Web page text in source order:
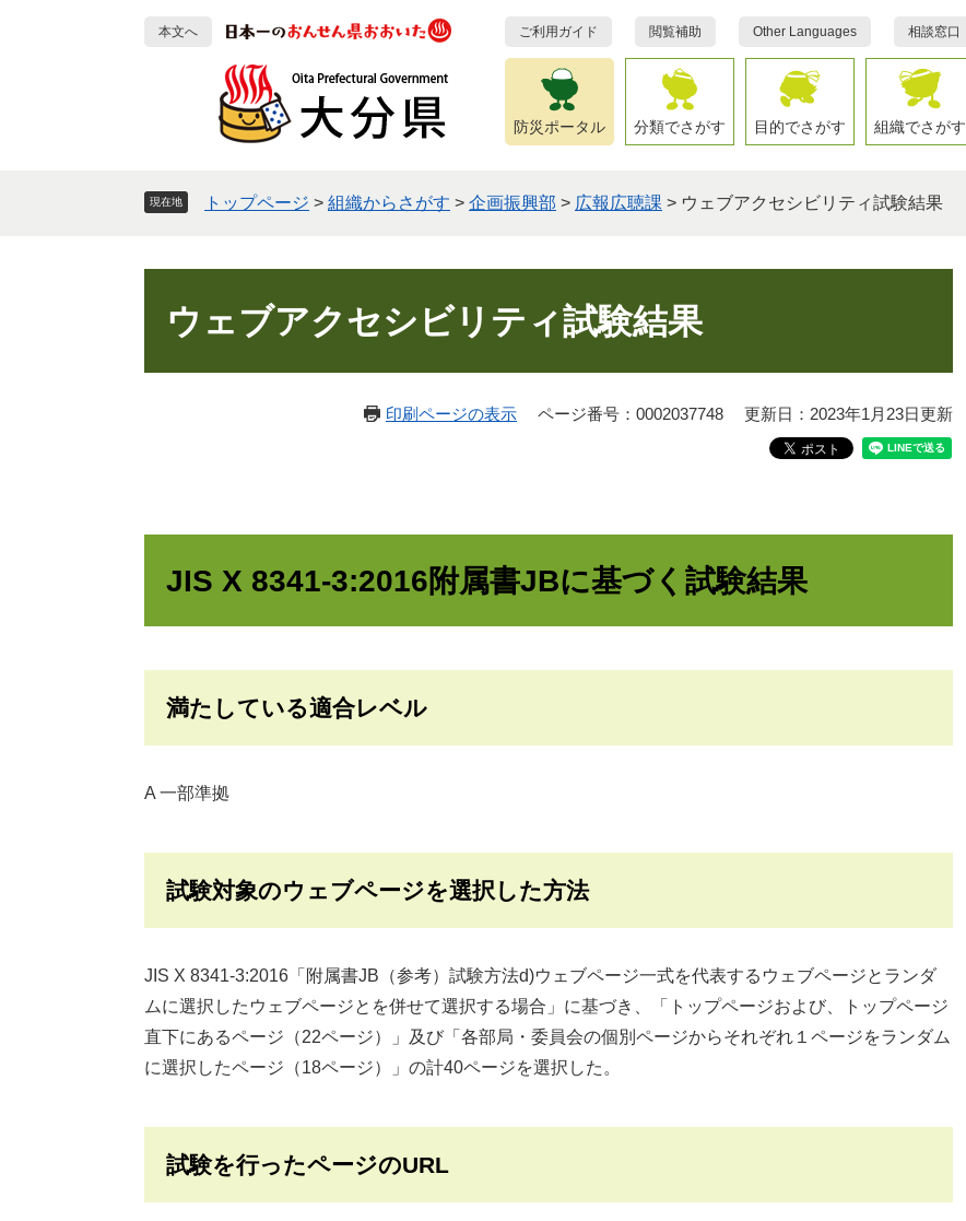
本文へ ご利用ガイド 閲覧補助 Other Languages 相談窓口
防災ポータル 分類でさがす 目的でさがす 組織でさがす
現在地 トップページ > 組織からさがす > 企画振興部 > 広報広聴課 > ウェブアクセシビリティ試験結果
ウェブアクセシビリティ試験結果
印刷ページの表示 ページ番号：0002037748 更新日：2023年1月23日更新
JIS X 8341-3:2016附属書JBに基づく試験結果
満たしている適合レベル
A 一部準拠
試験対象のウェブページを選択した方法
JIS X 8341-3:2016「附属書JB（参考）試験方法d)ウェブページ一式を代表するウェブページとランダ
ムに選択したウェブページとを併せて選択する場合」に基づき、「トップページおよび、トップページ
直下にあるページ（22ページ）」及び「各部局・委員会の個別ページからそれぞれ１ページをランダム
に選択したページ（18ページ）」の計40ページを選択した。
試験を行ったページのURL